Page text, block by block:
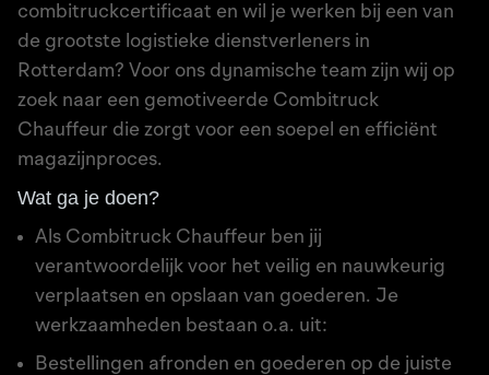
combitruckcertificaat en wil je werken bij een van
de grootste logistieke dienstverleners in
Rotterdam? Voor ons dynamische team zijn wij op
zoek naar een gemotiveerde Combitruck
Chauffeur die zorgt voor een soepel en efficiënt
magazijnproces.
Wat ga je doen?
Als Combitruck Chauffeur ben jij
verantwoordelijk voor het veilig en nauwkeurig
verplaatsen en opslaan van goederen. Je
werkzaamheden bestaan o.a. uit:
Bestellingen afronden en goederen op de juiste